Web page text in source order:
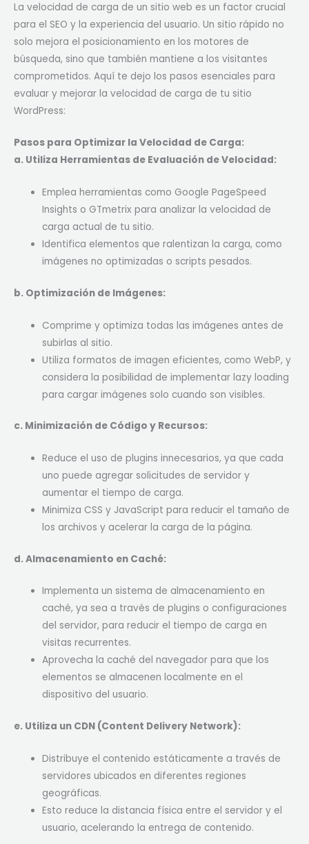
La velocidad de carga de un sitio web es un factor crucial
para el SEO y la experiencia del usuario. Un sitio rápido no
solo mejora el posicionamiento en los motores de
búsqueda, sino que también mantiene a los visitantes
comprometidos. Aquí te dejo los pasos esenciales para
evaluar y mejorar la velocidad de carga de tu sitio
WordPress:
Pasos para Optimizar la Velocidad de Carga:
a. Utiliza Herramientas de Evaluación de Velocidad:
Emplea herramientas como Google PageSpeed
Insights o GTmetrix para analizar la velocidad de
carga actual de tu sitio.
Identifica elementos que ralentizan la carga, como
imágenes no optimizadas o scripts pesados.
b. Optimización de Imágenes:
Comprime y optimiza todas las imágenes antes de
subirlas al sitio.
Utiliza formatos de imagen eficientes, como WebP, y
considera la posibilidad de implementar lazy loading
para cargar imágenes solo cuando son visibles.
c. Minimización de Código y Recursos:
Reduce el uso de plugins innecesarios, ya que cada
uno puede agregar solicitudes de servidor y
aumentar el tiempo de carga.
Minimiza CSS y JavaScript para reducir el tamaño de
los archivos y acelerar la carga de la página.
d. Almacenamiento en Caché:
Implementa un sistema de almacenamiento en
caché, ya sea a través de plugins o configuraciones
del servidor, para reducir el tiempo de carga en
visitas recurrentes.
Aprovecha la caché del navegador para que los
elementos se almacenen localmente en el
dispositivo del usuario.
e. Utiliza un CDN (Content Delivery Network):
Distribuye el contenido estáticamente a través de
servidores ubicados en diferentes regiones
geográficas.
Esto reduce la distancia física entre el servidor y el
usuario, acelerando la entrega de contenido.